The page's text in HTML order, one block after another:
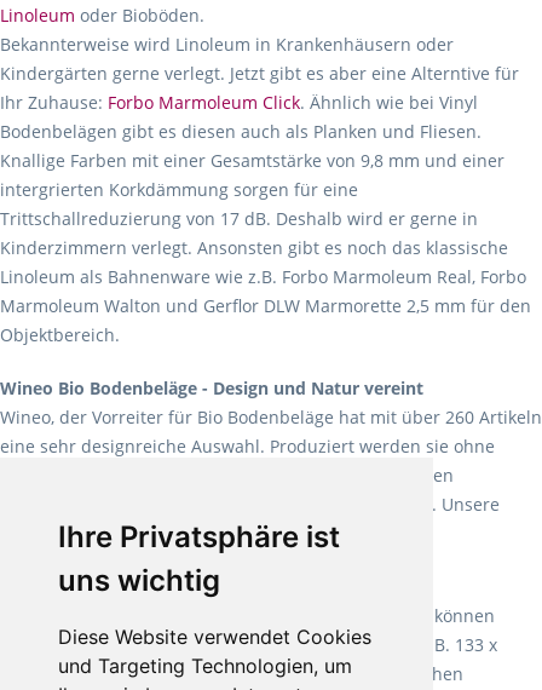
Ihre Privatsphäre ist
uns wichtig
Diese Website verwendet Cookies
und Targeting Technologien, um
Linoleum oder Bioböden.
Bekannterweise wird Linoleum in Krankenhäusern oder
Kindergärten gerne verlegt. Jetzt gibt es aber eine Alterntive für
Ihr Zuhause: Forbo Marmoleum Click. Ähnlich wie bei Vinyl
Bodenbelägen gibt es diesen auch als Planken und Fliesen.
Knallige Farben mit einer Gesamtstärke von 9,8 mm und einer
intergrierten Korkdämmung sorgen für eine
Trittschallreduzierung von 17 dB. Deshalb wird er gerne in
Kinderzimmern verlegt. Ansonsten gibt es noch das klassische
Linoleum als Bahnenware wie z.B. Forbo Marmoleum Real, Forbo
Marmoleum Walton und Gerflor DLW Marmorette 2,5 mm für den
Objektbereich.
Wineo Bio Bodenbeläge - Design und Natur vereint
Wineo, der Vorreiter für Bio Bodenbeläge hat mit über 260 Artikeln
eine sehr designreiche Auswahl. Produziert werden sie ohne
Weichmacher und Lösungsmittel. Mit allen verfügbaren
Verlegearten ist er für jegliche Bauvorhaben attraktiv. Unsere
Empfehlung:Wineo 1000 Multi Layer XXL.
Teppiche für ein angenehmes Laufgefühl
machen es schon lange vor. Sie können
Teppich in Ihrem gewünschten Sondermaß kaufen, z.B. 133 x
60cm. Vor allem in Schlafzimmern aufgrund der weichen